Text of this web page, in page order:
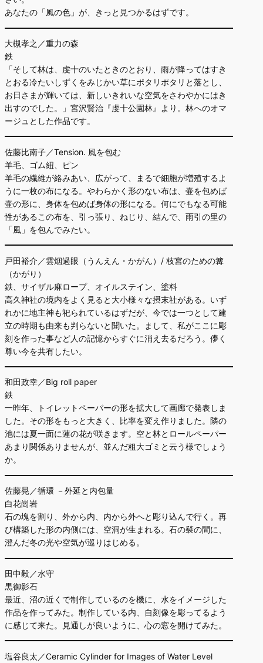
あなたの「風の色」が、きっと見つかるはずです。
大槻孝之／重力の森
鉄
「そして林は、虔十のいたときのとおり、雨が降ってはすき
とおる冷たいしずくをみじかい草にポタリポタリと落とし、
お日さまが輝いては、新しいきれいな空気をさわやかにはき
出すのでした。」宮沢賢治『虔十公園林』より。林へのオマ
ージュとした作品です。
佐藤比南子／Tension. 風を包む
羊毛、ゴム紐、ピン
羊毛の繊維が絡みあい、広がって、まるで細胞が増殖するよ
うに一枚の布になる。やわらかく形のない布は、壷を包めば
壷の形に、身体を包めば身体の形になる。何にでもなる可能
性があるこの布を、引っ張り、ねじり、結んで、雨引の里の
「風」を包んでみたい。
戸田裕介／雲烟過眼（うんえん・かがん）/ 枝宮のための篝
（かがり）
鉄、サイザル麻ロープ、オイルステイン、塗料
高久神社の境内をよく見ると大小様々な摂末社がある。いず
れかに地主神も祀られているはずだが、今では一つとして建
立の時期も由来も判らないと聞いた。まして、私がここに彫
刻を作った事など人の記憶からすぐに消え去るだろう。儚く
尊い今を共有したい。
和田政幸／Big roll paper
鉄
一昨年、トイレットペーパーの形を拡大して画廊で発表しま
した。その形をもっと大きく、比率を変え作りました。隣の
池には夏一面に蓮の花が咲きます。空と林とロールペーパー
あまり関係ありませんが、並んだ粗大ゴミと云う様でしょう
か。
佐藤晃／循環 －外延と内包量
白花崗岩
石の塊を割り、外から内、内から外へと彫り込んで行く。再
び構築した形の内側には、空洞が生まれる。石の襞の間に、
澄んだ冬の光や空気が巡りはじめる。
田中毅／水守
黒御影石
最近、沼の近くで制作しているのを機に、水をイメージした
作品を作ってみた。制作している内、自刻像を彫ってるよう
に感じて来た。見通しが良いように、心の窓を開けてみた。
塩谷良太／Ceramic Cylinder for Images of Water Level